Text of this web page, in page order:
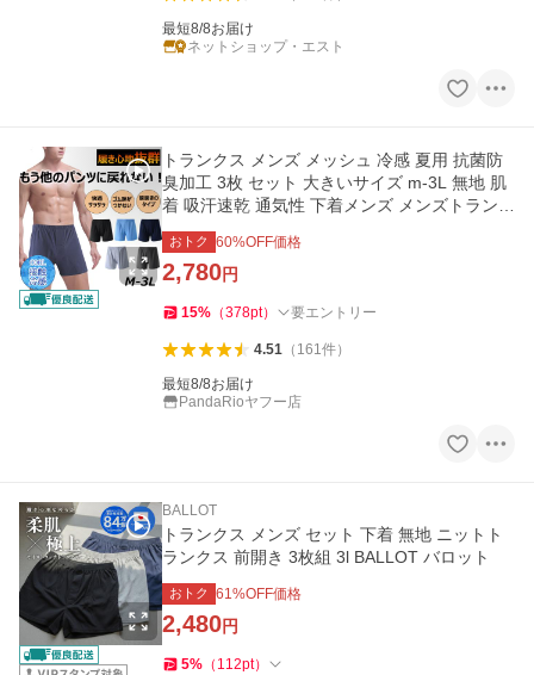
最短8/8お届け
ネットショップ・エスト
トランクス メンズ メッシュ 冷感 夏用 抗菌防
臭加工 3枚 セット 大きいサイズ m-3L 無地 肌
着 吸汗速乾 通気性 下着メンズ メンズトランク
ス 黒 夏 爆買 LHT
おトク 60%OFF価格
2,780円
15% （378pt） 要エントリー
4.51（ 161件）
最短8/8お届け
PandaRioヤフー店
BALLOT
トランクス メンズ セット 下着 無地 ニットト
ランクス 前開き 3枚組 3l BALLOT バロット
おトク 61%OFF価格
2,480円
5% （ 112pt）